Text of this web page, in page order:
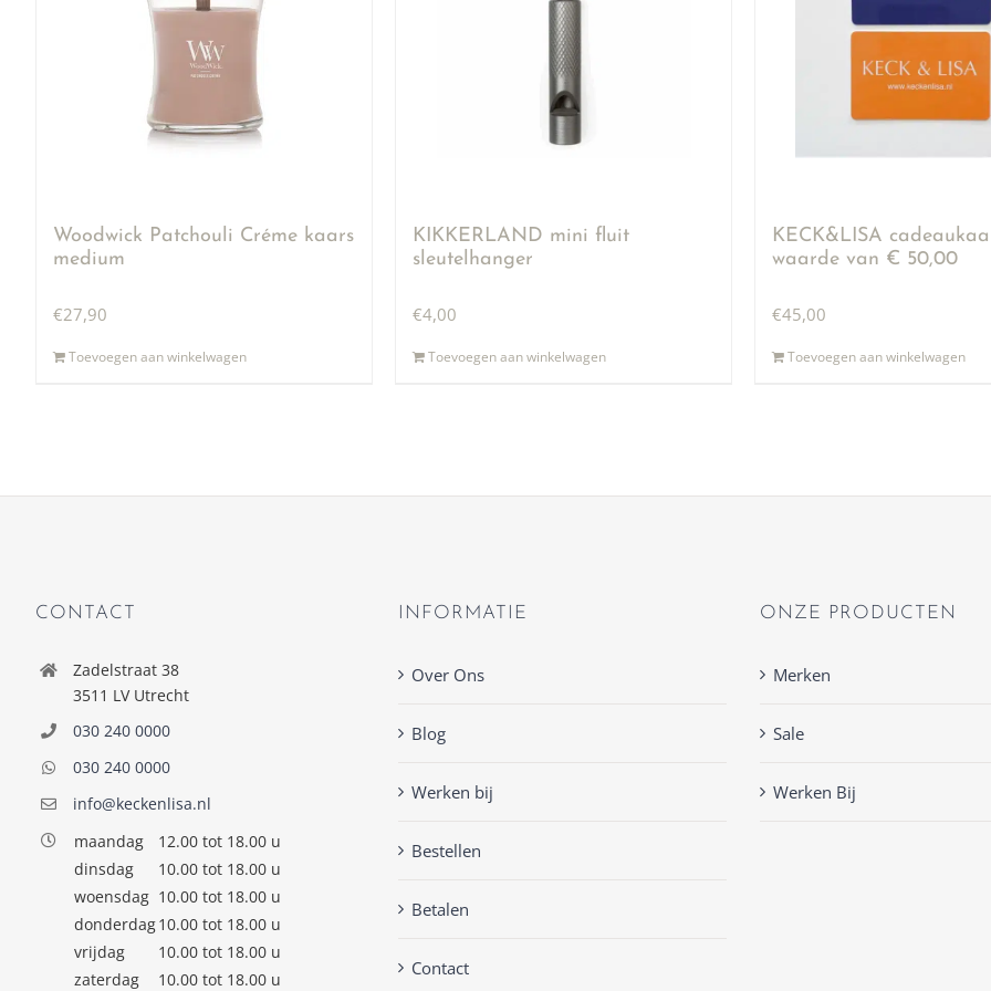
Woodwick Patchouli Créme kaars
medium
€27,90
Toevoegen aan winkelwagen
KIKKERLAND mini fluit
sleutelhanger
€4,00
Toevoegen aan winkelwagen
KECK&LISA
waarde van € 50,00
€45,00
Toevoegen aan winkelwagen
CONTACT
Zadelstraat 38
3511 LV Utrecht
030 240 0000
030 240 0000
info@keckenlisa.nl
maandag
12.00 tot 18.00 u
dinsdag
10.00 tot 18.00 u
woensdag 10.00 tot 18.00 u
donderdag10.00 tot 18.00 u
vrijdag
10.00 tot 18.00 u
zaterdag
10.00 tot 18.00 u
INFORMATIE
Over Ons
Blog
Werken bij
Bestellen
Betalen
Contact
ONZE PRODUCTEN
Merken
Sale
Werken Bij